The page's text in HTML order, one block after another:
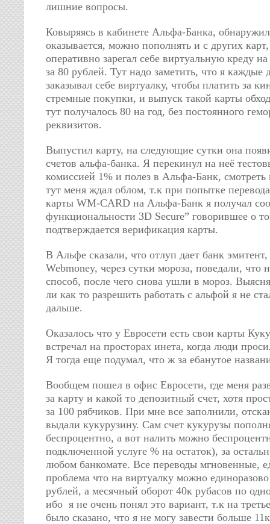
лишние вопросы.
Ковыряясь в кабинете Альфа-Банка,
оказывается, можно пополнять и с других
оперативно зарегал себе виртуальную креду
за 80 рублей. Тут надо заметить, что я каждые
заказывал себе виртуалку, чтобы платить за
стремные покупки, и выпуск такой карты
тут получалось 80 на год, без постоянного
реквизитов.
Выпустил карту, на следующие сутки она
счетов альфа-банка. Я перекинул на неё
комиссией 1% и полез в Альфа-Банк, смотреть
тут меня ждал облом, т.к при попытке
карты WM-CARD на Альфа-Банк я получал
функциональности 3D Secure” говорившее о
подтверждается верификация карты.
В Альфе сказали, что отлуп дает банк
Webmoney, через сутки мороза, поведали, что
способ, после чего снова ушли в мороз.
ли как то разрешить работать с альфой я не
дальше.
Оказалось что у Евросети есть свои карты
встречал на просторах инета, когда люди
Я тогда еще подумал, что ж за ебанутое
Вообщем пошел в офис Евросети, где меня
за карту и какой то депозитный счет, хотя
за 100 рябчиков. При мне все заполнили,
выдали кукурузину. Сам счет кукурузы
беспроцентно, а вот налить можно
подключенной услуге % на остаток), за
любом банкомате. Все переводы мгновенные,
проблема что на виртуалку можно единоразово
рублей, а месячный оборот 40к рубасов по
ибо я не очень понял это вариант, т.к на
было сказано, что я не могу завести больше